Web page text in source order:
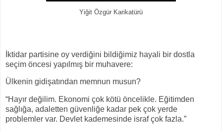
Yiğit Özgür Karikatürü
İktidar partisine oy verdiğini bildiğimiz hayali bir dostla
seçim öncesi yapılmış bir muhavere:
Ülkenin gidişatından memnun musun?
“Hayır değilim. Ekonomi çok kötü öncelikle. Eğitimden
sağlığa, adaletten güvenliğe kadar pek çok yerde
problemler var. Devlet kademesinde israf çok fazla.”